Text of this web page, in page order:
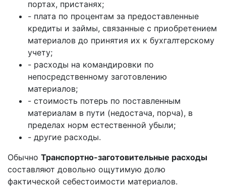
портах, пристанях;
- плата по процентам за предоставленные
кредиты и займы, связанные с приобретением
материалов до принятия их к бухгалтерскому
учету;
- расходы на командировки по
непосредственному заготовлению
материалов;
- стоимость потерь по поставленным
материалам в пути (недостача, порча), в
пределах норм естественной убыли;
- другие расходы.
Обычно Транспортно-заготовительные расходы
составляют довольно ощутимую долю
фактической себестоимости материалов.